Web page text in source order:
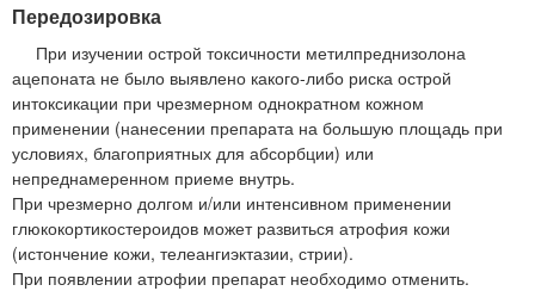
Передозировка
При изучении острой токсичности метилпреднизолона
ацепоната не было выявлено какого-либо риска острой
интоксикации при чрезмерном однократном кожном
применении (нанесении препарата на большую площадь при
условиях, благоприятных для абсорбции) или
непреднамеренном приеме внутрь.
При чрезмерно долгом и/или интенсивном применении
глюкокортикостероидов может развиться атрофия кожи
(истончение кожи, телеангиэктазии, стрии).
При появлении атрофии препарат необходимо отменить.